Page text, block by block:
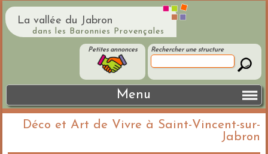
La vallée du Jabron
dans les Baronnies Provençales
Rechercher une structure
Petites annonces
Menu
Déco et Art de Vivre à Saint-Vincent-sur-
Jabron